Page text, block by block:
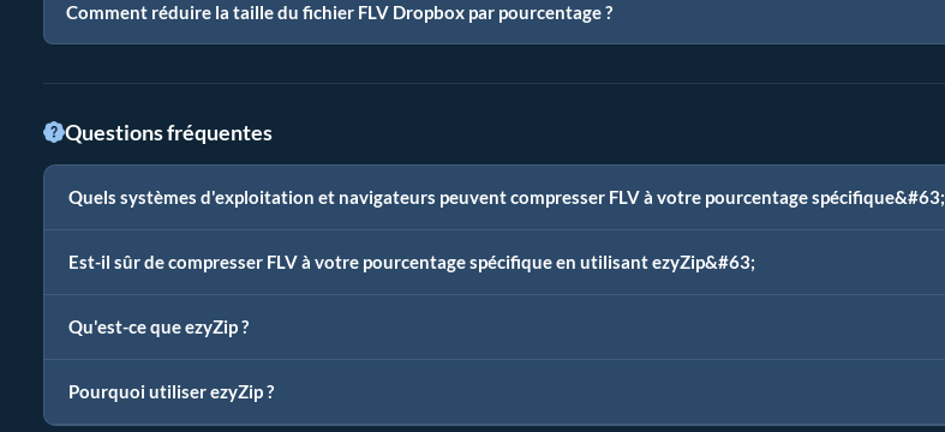
Comment réduire la taille du fichier FLV Dropbox par pourcentage ?
Questions fréquentes
Quels systèmes d'exploitation et navigateurs peuvent compresser FLV à votre pourcentage spécifique&#63;
Est-il sûr de compresser FLV à votre pourcentage spécifique en utilisant ezyZip&#63;
Qu'est-ce que ezyZip ?
Pourquoi utiliser ezyZip ?